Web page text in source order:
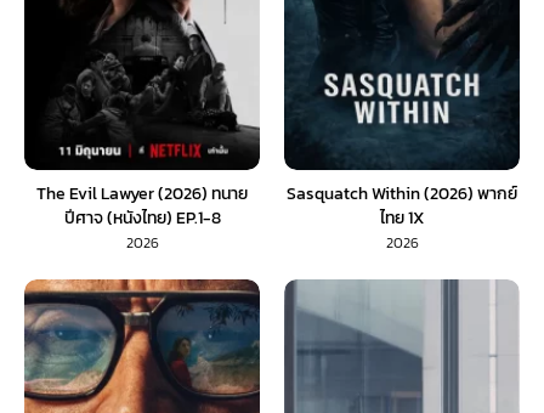
The Evil Lawyer (2026) ทนาย
ปีศาจ (หนังไทย) EP.1-8
2026
Sasquatch Within (2026) พากย์
ไทย 1X
2026